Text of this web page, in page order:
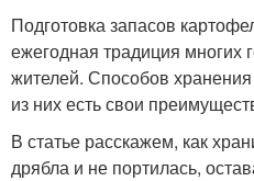
Подготовка запасов
ежегодная традиция многих
жителей. Способов
из них есть свои
В статье расскажем, как
дрябла и не портилась,